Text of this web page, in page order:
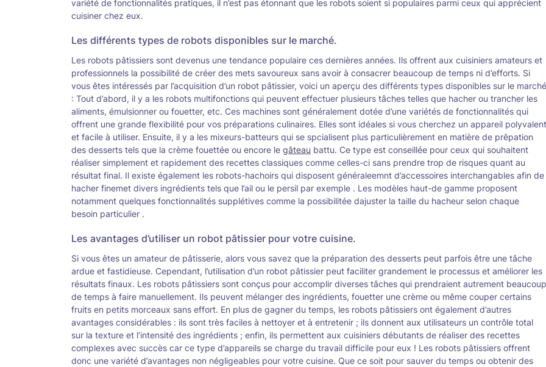
variété de fonctionnalités pratiques, il n’est pas étonnant que les robots soient si populaires parmi ceux qui apprécient
cuisiner chez eux.
Les différents types de robots disponibles sur le marché.
Les robots pâtissiers sont devenus une tendance populaire ces dernières années. Ils offrent aux cuisiniers amateurs et
professionnels la possibilité de créer des mets savoureux sans avoir à consacrer beaucoup de temps ni d’efforts. Si
vous êtes intéressés par l’acquisition d’un robot pâtissier, voici un aperçu des différents types disponibles sur le marché
: Tout d’abord, il y a les robots multifonctions qui peuvent effectuer plusieurs tâches telles que hacher ou trancher les
aliments, émulsionner ou fouetter, etc. Ces machines sont généralement dotée d’une variétés de fonctionnalités qui
offrent une grande flexibilité pour vos préparations culinaires. Elles sont idéales si vous cherchez un appareil polyvalent
et facile à utiliser. Ensuite, il y a les mixeurs-batteurs qui se spcialisent plus particulièrement en matière de prêpation
des desserts tels que la crème fouettée ou encore le gâteau battu. Ce type est conseillée pour ceux qui souhaitent
réaliser simplement et rapidement des recettes classiques comme celles-ci sans prendre trop de risques quant au
résultat final. Il existe également les robots-hachoirs qui disposent généraleemnt d’accessoires interchangables afin de
hacher finemet divers ingrédients tels que l’ail ou le persil par exemple . Les modèles haut-de gamme proposent
notamment quelques fonctionnalités supplétives comme la possibilitée dajuster la taille du hacheur selon chaque
besoin particulier .
Les avantages d’utiliser un robot pâtissier pour votre cuisine.
Si vous êtes un amateur de pâtisserie, alors vous savez que la préparation des desserts peut parfois être une tâche
ardue et fastidieuse. Cependant, l’utilisation d’un robot pâtissier peut faciliter grandement le processus et améliorer les
résultats finaux. Les robots pâtissiers sont conçus pour accomplir diverses tâches qui prendraient autrement beaucoup
de temps à faire manuellement. Ils peuvent mélanger des ingrédients, fouetter une crème ou même couper certains
fruits en petits morceaux sans effort. En plus de gagner du temps, les robots pâtissiers ont également d’autres
avantages considérables : ils sont très faciles à nettoyer et à entretenir ; ils donnent aux utilisateurs un contrôle total
sur la texture et l’intensité des ingrédients ; enfin, ils permettent aux cuisiniers débutants de réaliser des recettes
complexes avec succès car ce type d’appareils se charge du travail difficile pour eux ! Les robots pâtissiers offrent
donc une variété d’avantages non négligeables pour votre cuisine. Que ce soit pour sauver du temps ou obtenir des